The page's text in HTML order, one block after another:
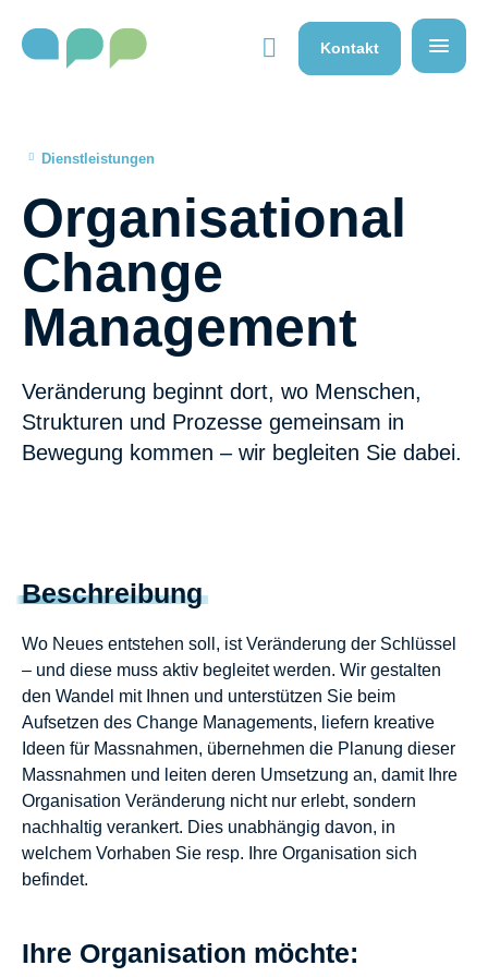
Kontakt
Dienstleistungen
Organisational
Change
Management
Veränderung beginnt dort, wo Menschen,
Strukturen und Prozesse gemeinsam in
Bewegung kommen – wir begleiten Sie dabei.
Beschreibung
Wo Neues entstehen soll, ist Veränderung der Schlüssel
– und diese muss aktiv begleitet werden. Wir gestalten
den Wandel mit Ihnen und unterstützen Sie beim
Aufsetzen des Change Managements, liefern kreative
Ideen für Massnahmen, übernehmen die Planung dieser
Massnahmen und leiten deren Umsetzung an, damit Ihre
Organisation Veränderung nicht nur erlebt, sondern
nachhaltig verankert. Dies unabhängig davon, in
welchem Vorhaben Sie resp. Ihre Organisation sich
befindet.
Ihre Organisation möchte: